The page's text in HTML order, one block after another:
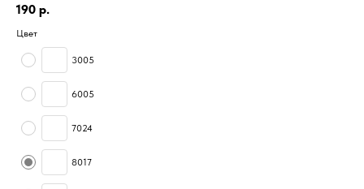
190 р.
Цвет
3005
6005
7024
8017